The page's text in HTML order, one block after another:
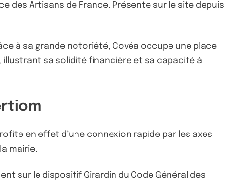
des Artisans de France. Présente sur le site depuis
à sa grande notoriété, Covéa occupe une place
illustrant sa solidité financière et sa capacité à
en effet d’une connexion rapide par les axes
mairie.
sur le dispositif Girardin du Code Général des